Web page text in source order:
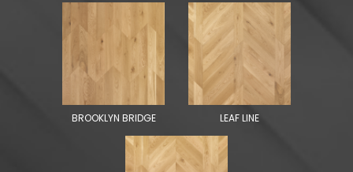
BROOKLYN BRIDGE LEAF LINE